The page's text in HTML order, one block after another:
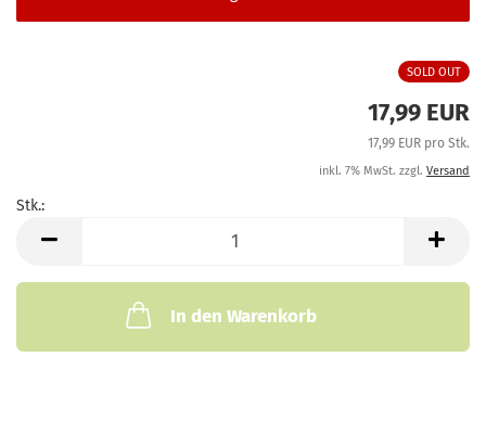
SOLD OUT
17,99 EUR
17,99 EUR pro Stk.
inkl. 7% MwSt. zzgl. Versand
Stk.:
In den Warenkorb